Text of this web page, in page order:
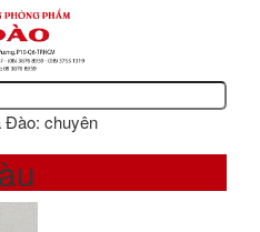
chuyên sản xuất các sản